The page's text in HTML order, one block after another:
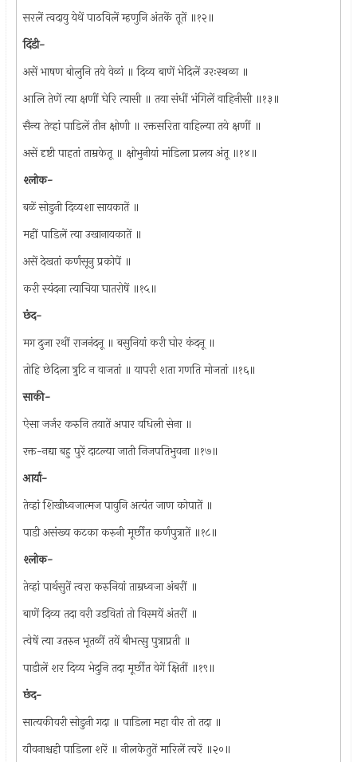
सरलें त्वदायु येथें पाठविलें म्हणुनि अंतकें तूतें ॥१२॥
दिंडी-
असें भाषण बोलुनि तये वेळां ॥ दिव्य बाणें भेदिलें उरःस्थळा ॥
आलि तेणें त्या क्षणीं घेरि त्यासी ॥ तया संधीं भंगिलें वाहिनीसी ॥१३॥
सैन्य तेव्हां पाडिलें तीन क्षोणी ॥ रक्तसरिता वाहिल्या तये क्षणीं ॥
असें दृष्टी पाहतां ताम्रकेतू ॥ क्षोभुनीयां मांडिला प्रलय अंतू ॥१४॥
श्लोक-
बळें सोडुनी दिव्यशा सायकातें ॥
महीं पाडिलें त्या उखानायकातें ॥
असें देखतां कर्णसूनु प्रकोपें ॥
करी स्यंदना त्याचिया घातरोषें ॥१५॥
छंद-
मग दुजा रथीं राजनंदनू ॥ बसुनियां करी घोर कंदनू ॥
तोहि छेदिला त्रुटि न वाजतां ॥ यापरी शता गणति मोजतां ॥१६॥
साकी-
ऐसा जर्जर करुनि तयातें अपार वधिली सेना ॥
रक्त-नद्या बहु पुरें दाटल्या जाती निजपतिभुवना ॥१७॥
आर्या-
तेव्हां शिखीध्वजात्मज पावुनि अत्यंत जाण कोपातें ॥
पाडी असंख्य कटका करुनी मूर्छीत कर्णपुत्रातें ॥१८॥
श्लोक-
तेव्हां पार्थसुतें त्वरा करुनियां ताम्रध्वजा अंबरीं ॥
बाणें दिव्य तदा वरी उडवितां तो विस्मयें अंतरीं ॥
त्वेषें त्या उतरुन भूतळीं तयें बीभत्सु पुत्राप्रती ॥
पाडीलें शर दिव्य भेदुनि तदा मूर्छीत वेगें क्षितीं ॥१९॥
छंद-
सात्यकीवरी सोडुनी गदा ॥ पाडिला महा वीर तो तदा ॥
यौवनाश्चही पाडिला शरें ॥ नीलकेतुतें मारिलें त्वरें ॥२०॥